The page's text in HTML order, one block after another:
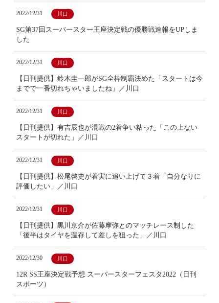
2022/12/31 川口
SG第37回スーパースター王座決定戦の優勝戦速報をUPしま
した
2022/12/31 川口
【日刊提供】鈴木圭一郎がSG全枠制覇決めた「スタートは今
までで一番切れちゃいましたね」／川口
2022/12/31 川口
【日刊提供】有吉辰也が混戦の2着争い粘った「この上ない
スタートが切れた」／川口
2022/12/31 川口
【日刊提供】松尾啓史が着実に追い上げて３着「自分なりに
評価したい」／川口
2022/12/31 川口
【日刊提供】黒川京介が佐藤摩弥とのマッチレース制した
「後半はタイヤを温存して差しを狙った」／川口
2022/12/30 川口
12R SS王座決定戦予想 スーパースターフェスタ2022（日刊
スポーツ）